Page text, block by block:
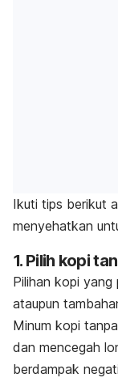
Ikuti tips berikut
menyehatkan
1. Pilih kopi
Pilihan kopi yang
ataupun
Minum kopi
dan mencegah
berdampak